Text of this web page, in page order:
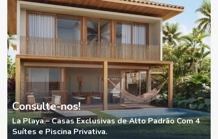
Consulte-nos!
La Playa – Casas Exclusivas de Alto Padrão Com 4
Suítes e Piscina Privativa.